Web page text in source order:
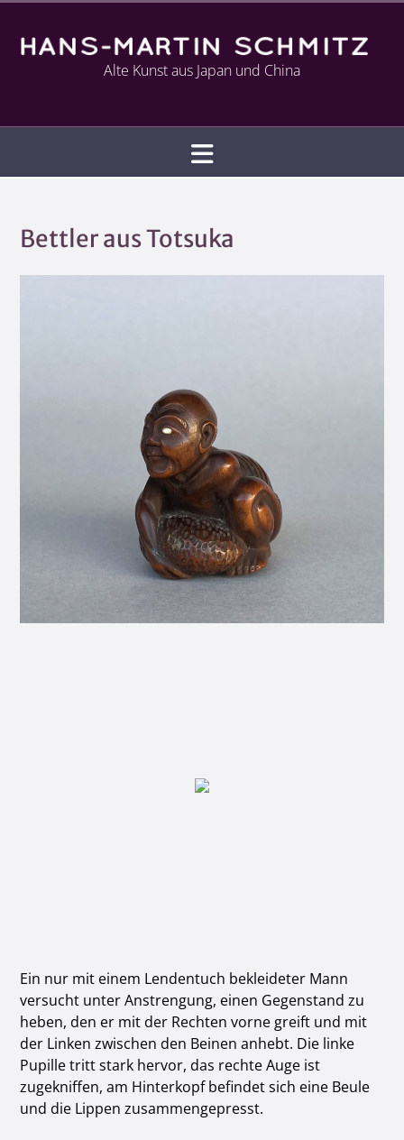
Alte Kunst aus Japan und China
Bettler aus Totsuka
Ein nur mit einem Lendentuch bekleideter Mann
versucht unter Anstrengung, einen Gegenstand zu
heben, den er mit der Rechten vorne greift und mit
der Linken zwischen den Beinen anhebt. Die linke
Pupille tritt stark hervor, das rechte Auge ist
zugekniffen, am Hinterkopf befindet sich eine Beule
und die Lippen zusammengepresst.